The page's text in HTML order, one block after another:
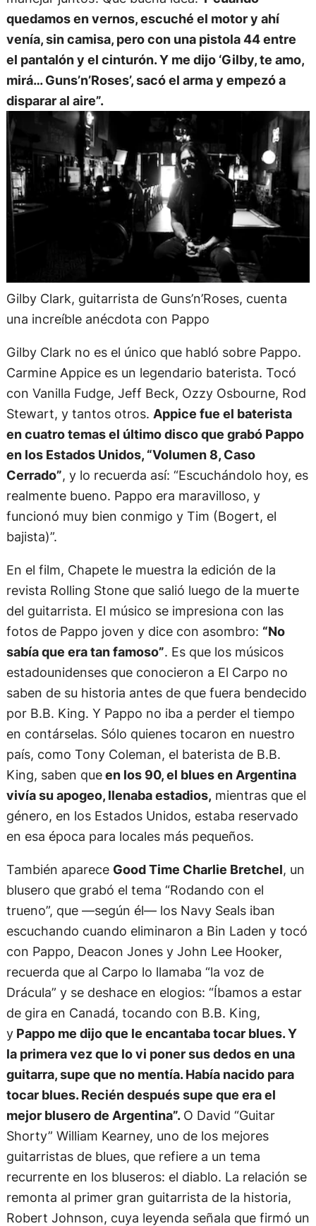
quedamos en vernos, escuché el motor y ahí
venía, sin camisa, pero con una pistola 44 entre
el pantalón y el cinturón. Y me dijo ‘Gilby, te amo,
mirá… Guns’n’Roses’, sacó el arma y empezó a
disparar al aire”.
Gilby Clark, guitarrista de Guns’n’Roses, cuenta
una increíble anécdota con Pappo
Gilby Clark no es el único que habló sobre Pappo.
Carmine Appice es un legendario baterista. Tocó
con Vanilla Fudge, Jeff Beck, Ozzy Osbourne, Rod
Stewart, y tantos otros. Appice fue el baterista
en cuatro temas el último disco que grabó Pappo
en los Estados Unidos, “Volumen 8, Caso
Cerrado”, y lo recuerda así: “Escuchándolo hoy, es
realmente bueno. Pappo era maravilloso, y
funcionó muy bien conmigo y Tim (Bogert, el
bajista)”.
En el film, Chapete le muestra la edición de la
revista Rolling Stone que salió luego de la muerte
del guitarrista. El músico se impresiona con las
fotos de Pappo joven y dice con asombro: “No
sabía que era tan famoso”. Es que los músicos
estadounidenses que conocieron a El Carpo no
saben de su historia antes de que fuera bendecido
por B.B. King. Y Pappo no iba a perder el tiempo
en contárselas. Sólo quienes tocaron en nuestro
país, como Tony Coleman, el baterista de B.B.
King, saben queen los 90, el blues en Argentina
vivía su apogeo, llenaba estadios, mientras que el
género, en los Estados Unidos, estaba reservado
en esa época para locales más pequeños.
También aparece Good Time Charlie Bretchel, un
blusero que grabó el tema “Rodando con el
trueno”, que —según él— los Navy Seals iban
escuchando cuando eliminaron a Bin Laden y tocó
con Pappo, Deacon Jones y John Lee Hooker,
recuerda que al Carpo lo llamaba “la voz de
Drácula” y se deshace en elogios: “Íbamos a estar
de gira en Canadá, tocando con B.B. King,
yPappo me dijo que le encantaba tocar blues. Y
la primera vez que lo vi poner sus dedos en una
guitarra, supe que no mentía. Había nacido para
tocar blues. Recién después supe que era el
mejor blusero de Argentina”. O David “Guitar
Shorty” William Kearney, uno de los mejores
guitarristas de blues, que refiere a un tema
recurrente en los bluseros: el diablo. La relación se
remonta al primer gran guitarrista de la historia,
Robert Johnson, cuya leyenda señala que firmó un